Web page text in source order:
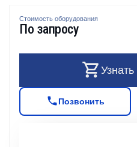
Стоимость оборудования
По запросу
Позвонить